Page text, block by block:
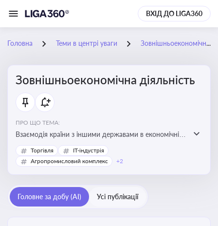
ВХІД ДО LIGA360
Головна Теми в центрі уваги Зовнішньоекономічна діяльність
Зовнішньоекономічна діяльність
ПРО ЩО ТЕМА:
Взаємодія країни з іншими державами в економічній
сфері, включаючи експорт та імпорт товарів і послуг,
міжнародні фінансові операції, інвестиції, торгівлю,
Торгівля
IT-індустрія
Агропромисловий комплекс
+2
Головне за добу (AI) Усі публікації